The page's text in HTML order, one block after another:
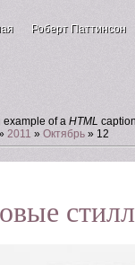
Роберт Паттинсон
example of a HTML
2011 » Октябрь » 12